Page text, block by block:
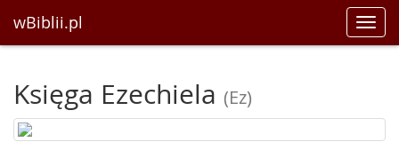
wBiblii.pl
Księga Ezechiela (Ez)